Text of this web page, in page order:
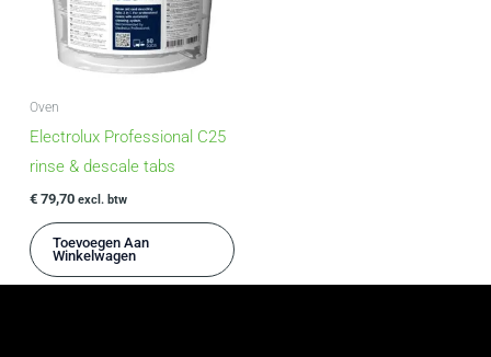
Oven
Electrolux Professional C25
rinse & descale tabs
€79,70 excl. btw
Toevoegen Aan
Winkelwagen